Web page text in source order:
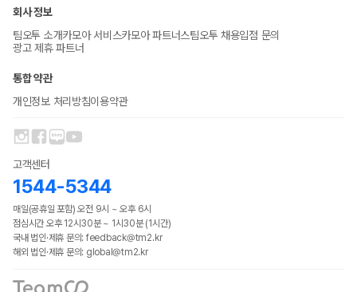
회사 정보
팀오투 소개카모아 서비스카모아 파트너스팀오투 채용입점 문의
광고 제휴 파트너
통합 약관
개인정보 처리방침이용약관
고객센터
1544-5344
매일(공휴일 포함) 오전 9시 ~ 오후 6시
점심시간 오후 12시30분 ~ 1시30분 (1시간)
국내 법인·제휴 문의: feedback@tm2.kr
해외 법인·제휴 문의: global@tm2.kr